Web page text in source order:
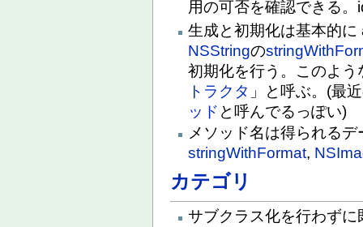
用の可否を確認できる
生成と初期化は基本的
NSStringの
初期化を行う。このよう
トラクタ 」と呼ぶ。(最
ッド と呼んでるっぽい)
メソッド名は得られる
stringWithFormat,
カテゴリ
サブクラス化を行わず